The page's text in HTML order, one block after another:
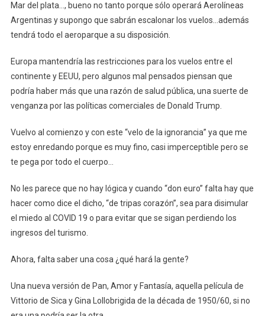
Mar del plata…, bueno no tanto porque sólo operará Aerolíneas
Argentinas y supongo que sabrán escalonar los vuelos…además
tendrá todo el aeroparque a su disposición.
Europa mantendría las restricciones para los vuelos entre el
continente y EEUU, pero algunos mal pensados piensan que
podría haber más que una razón de salud pública, una suerte de
venganza por las políticas comerciales de Donald Trump.
Vuelvo al comienzo y con este “velo de la ignorancia” ya que me
estoy enredando porque es muy fino, casi imperceptible pero se
te pega por todo el cuerpo…
No les parece que no hay lógica y cuando “don euro” falta hay que
hacer como dice el dicho, “de tripas corazón”, sea para disimular
el miedo al COVID 19 o para evitar que se sigan perdiendo los
ingresos del turismo.
Ahora, falta saber una cosa ¿qué hará la gente?
Una nueva versión de Pan, Amor y Fantasía, aquella película de
Vittorio de Sica y Gina Lollobrigida de la década de 1950/60, si no